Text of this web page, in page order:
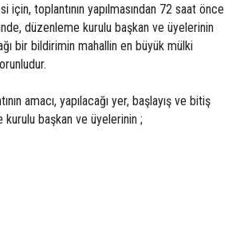
için, toplantının yapılmasından 72 saat önce
düzenleme kurulu başkan ve üyelerinin
bir bildirimin mahallin en büyük mülki
amacı, yapılacağı yer, başlayış ve bitiş
başkan ve üyelerinin ;